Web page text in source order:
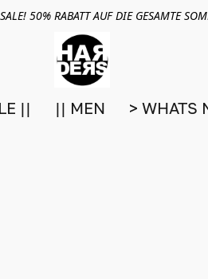
50% RABATT AUF DIE GESAMTE
|| || MEN > WHATS